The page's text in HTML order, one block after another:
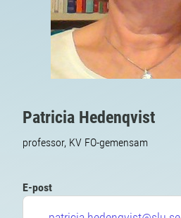
Patricia Hedenqvist
professor, KV FO-gemensam
E-post